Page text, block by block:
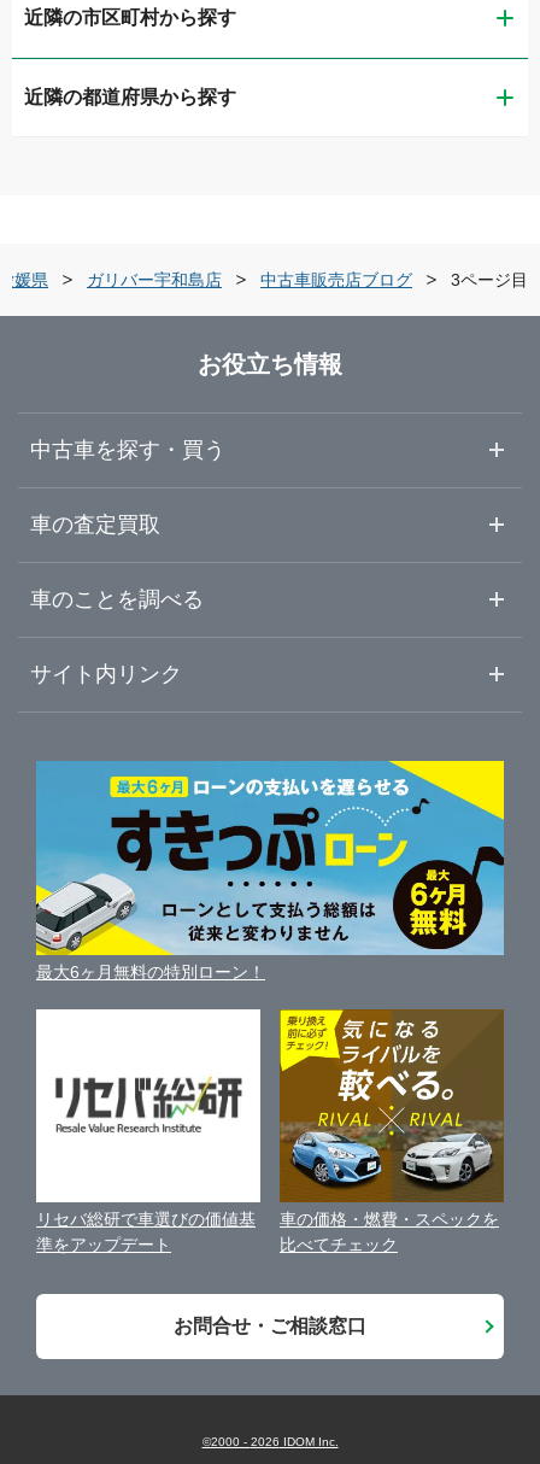
ガリバー松山インター店
ガリバー松山店
ガリバー宇和島店
ガリバー新居浜インター店
ガリバー伊予松前店
近隣の市区町村から探す
松山市
東予
中予
南予
近隣の都道府県から探す
山口県
徳島県
香川県
愛媛県
媛県 ガリバー宇和島店 中古車販売店ブログ 3ページ目
お役立ち情報
中古車を探す・買う
中古車情報・中古車検索
初めての中古車購入ガイド
中古車人気ランキング
自動車ローンを調べる
ガリバーの自動車ローン
車買い替えの基礎知識
近くのお店で車を探す
車の査定買取
車査定・車買取ならガリバー
ガリバーの査定が選ばれる理由
車を売る時よくある質問
便利な査定サービス
中古車買取相場（毎月更新）
車の個人売買ガイド
車のことを調べる
車初心者まとめ
新車・中古車カタログ
車の燃費を調べる
車種別クチコミ
車比較サイト
サイト内リンク
サイトマップ
サイトの使用条件
利用規約
保険代理店業務に関する基本方針
古物営業法に基づく表示
お客様の声
会社案内
最大6ヶ月無料の特別ローン！
リセバ総研で車選びの価値基
準をアップデート
車の価格・燃費・スペックを
比べてチェック
お問合せ・ご相談窓口
©2000 - 2026 IDOM Inc.